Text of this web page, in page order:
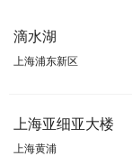
滴水湖
上海浦东新区
上海亚细亚大楼
上海黄浦